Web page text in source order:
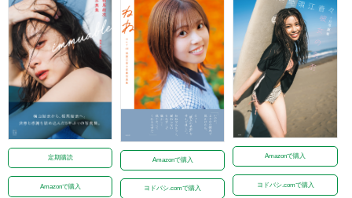
定期購読
Amazonで購入
Amazonで購入
ヨドバシ.comで購入
Amazonで購入
ヨドバシ.comで購入